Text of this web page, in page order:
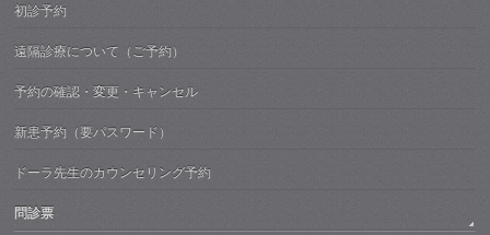
初診予約
遠隔診療について（ご予約）
予約の確認・変更・キャンセル
新患予約（要パスワード）
ドーラ先生のカウンセリング予約
問診票